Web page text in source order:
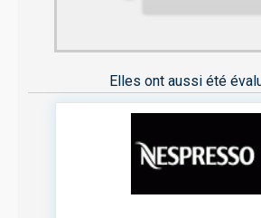
Elles ont aussi été